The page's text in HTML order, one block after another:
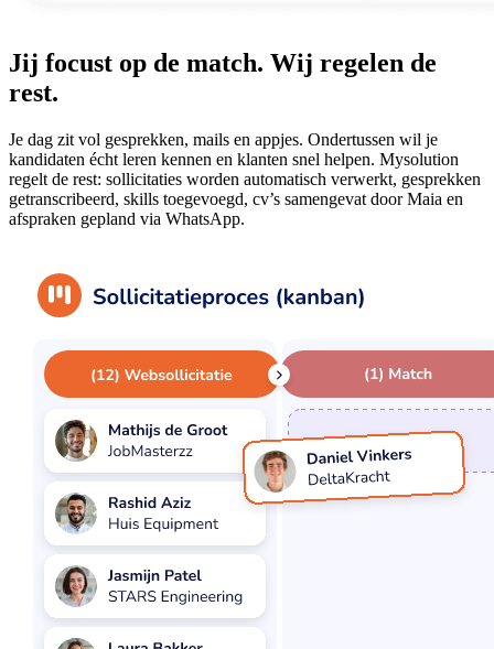
Jij focust op de match. Wij regelen de
rest.
Je dag zit vol gesprekken, mails en appjes. Ondertussen wil je
kandidaten écht leren kennen en klanten snel helpen. Mysolution
regelt de rest: sollicitaties worden automatisch verwerkt, gesprekken
getranscribeerd, skills toegevoegd, cv’s samengevat door Maia en
afspraken gepland via WhatsApp.